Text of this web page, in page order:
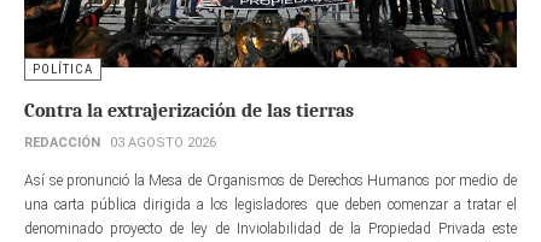
POLÍTICA
Contra la extrajerización de las tierras
REDACCIÓN 03 AGOSTO 2026
Así se pronunció la Mesa de Organismos de Derechos Humanos por medio de
una carta pública dirigida a los legisladores que deben comenzar a tratar el
denominado proyecto de ley de Inviolabilidad de la Propiedad Privada este